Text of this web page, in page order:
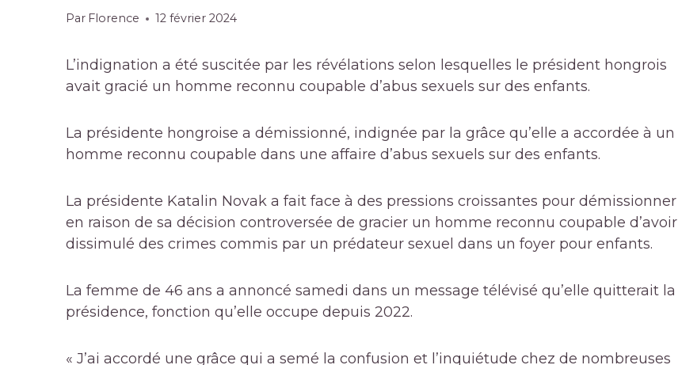
Par Florence 12 février 2024
L’indignation a été suscitée par les révélations selon lesquelles le président hongrois
avait gracié un homme reconnu coupable d’abus sexuels sur des enfants.
La présidente hongroise a démissionné, indignée par la grâce qu’elle a accordée à un
homme reconnu coupable dans une affaire d’abus sexuels sur des enfants.
La présidente Katalin Novak a fait face à des pressions croissantes pour démissionner
en raison de sa décision controversée de gracier un homme reconnu coupable d’avoir
dissimulé des crimes commis par un prédateur sexuel dans un foyer pour enfants.
La femme de 46 ans a annoncé samedi dans un message télévisé qu’elle quitterait la
présidence, fonction qu’elle occupe depuis 2022.
« J’ai accordé une grâce qui a semé la confusion et l’inquiétude chez de nombreuses